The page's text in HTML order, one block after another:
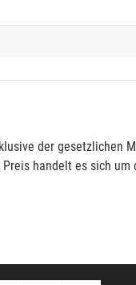
der gesetzlichen
handelt es sich